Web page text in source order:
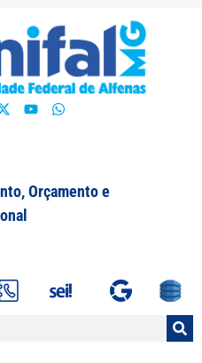
Orçamento e